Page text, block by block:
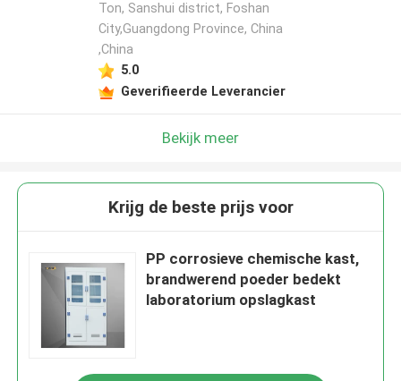
Ton, Sanshui district, Foshan
City,Guangdong Province, China
,China
5.0
Geverifieerde Leverancier
Bekijk meer
Krijg de beste prijs voor
PP corrosieve chemische kast,
brandwerend poeder bedekt
laboratorium opslagkast